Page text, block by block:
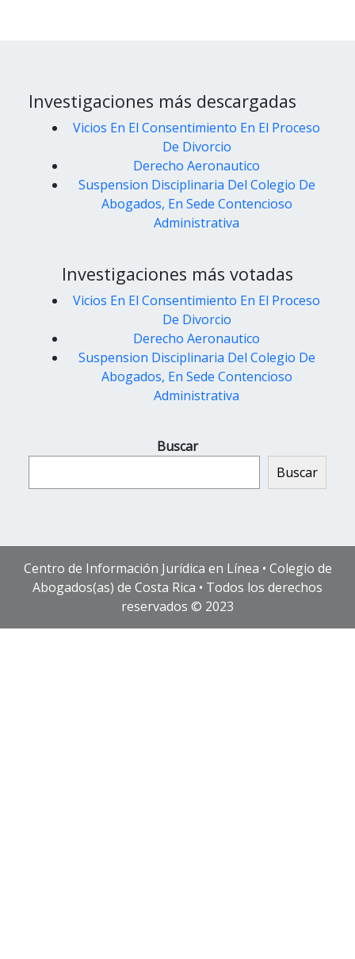
Investigaciones más descargadas
Vicios En El Consentimiento En El Proceso
De Divorcio
Derecho Aeronautico
Suspension Disciplinaria Del Colegio De
Abogados, En Sede Contencioso
Administrativa
Investigaciones más votadas
Vicios En El Consentimiento En El Proceso
De Divorcio
Derecho Aeronautico
Suspension Disciplinaria Del Colegio De
Abogados, En Sede Contencioso
Administrativa
Buscar
Buscar
Centro de Información Jurídica en Línea • Colegio de
Abogados(as) de Costa Rica • Todos los derechos
reservados © 2023